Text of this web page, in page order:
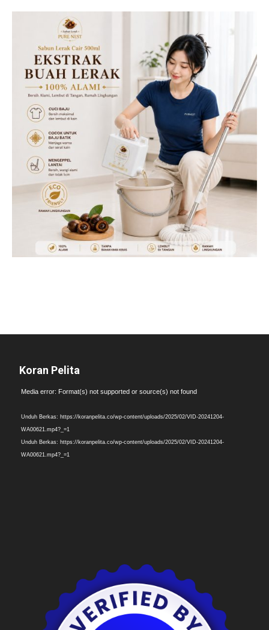
Koran Pelita
Pemutar
Media error: Format(s) not supported or source(s) not found
Unduh Berkas: https://koranpelita.co/wp-content/uploads/2025/02/VID-20241204-
WA00621.mp4?_=1
Unduh Berkas: https://koranpelita.co/wp-content/uploads/2025/02/VID-20241204-
WA00621.mp4?_=1